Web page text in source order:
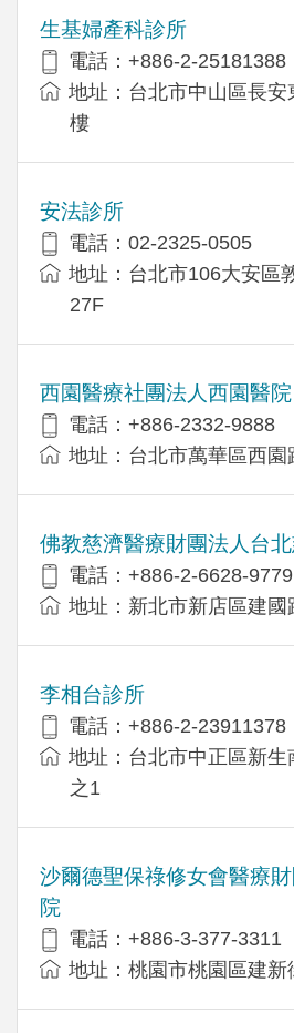
生基婦產科診所
電話：+886-2-25181388
地址：台北市中山區長安
樓
安法診所
電話：02-2325-0505
地址：台北市106大安區
27F
西園醫療社團法人西園醫院
電話：+886-2332-9888
地址：台北市萬華區西園
佛教慈濟醫療財團法人台
電話：+886-2-6628-9779
地址：新北市新店區建國
李相台診所
電話：+886-2-23911378
地址：台北市中正區新
之1
沙爾德聖保祿修女會醫療
院
電話：+886-3-377-3311
地址：桃園市桃園區建新